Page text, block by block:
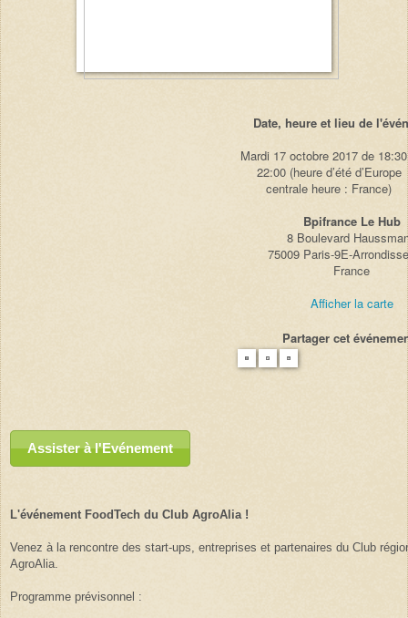
Date, heure et lieu de
Mardi 17 octobre 2017 de
22:00 (heure d’été d’Europe
centrale heure : France)
Bpifrance Le Hub
8 Boulevard
75009 Paris-9E-
France
Afficher la carte
Partager cet
Assister à l'Evénement
L'événement FoodTech du Club AgroAlia !
Venez à la rencontre des start-ups, entreprises et partenaires du Club
AgroAlia.
Programme prévisonnel :